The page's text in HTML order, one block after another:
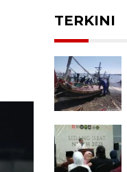
TERKINI